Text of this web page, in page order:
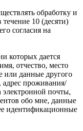
обработку и
10 (десяти)
согласия на
которых дается
отчество, место
или данные другого
адрес проживания/
электронной почты,
обо мне, данные
идентификационные